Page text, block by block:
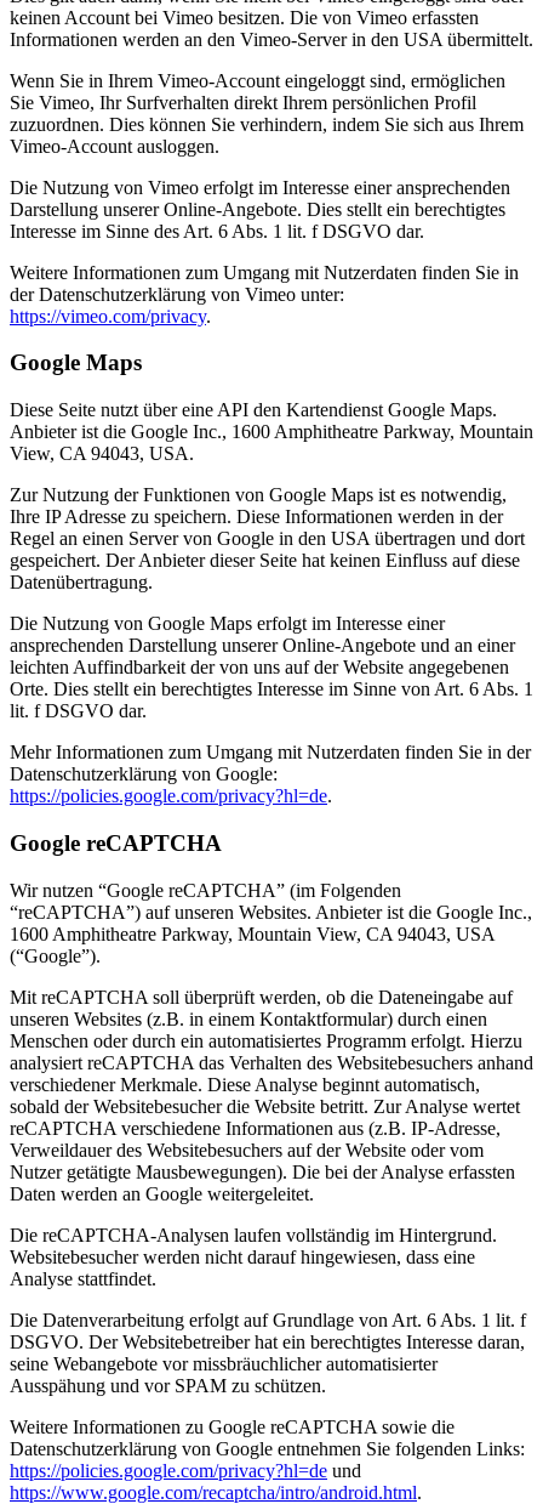
keinen Account bei Vimeo besitzen. Die von Vimeo erfassten
Informationen werden an den Vimeo-Server in den USA übermittelt.
Wenn Sie in Ihrem Vimeo-Account eingeloggt sind, ermöglichen
Sie Vimeo, Ihr Surfverhalten direkt Ihrem persönlichen Profil
zuzuordnen. Dies können Sie verhindern, indem Sie sich aus Ihrem
Vimeo-Account ausloggen.
Die Nutzung von Vimeo erfolgt im Interesse einer ansprechenden
Darstellung unserer Online-Angebote. Dies stellt ein berechtigtes
Interesse im Sinne des Art. 6 Abs. 1 lit. f DSGVO dar.
Weitere Informationen zum Umgang mit Nutzerdaten finden Sie in
der Datenschutzerklärung von Vimeo unter:
https://vimeo.com/privacy.
Google Maps
Diese Seite nutzt über eine API den Kartendienst Google Maps.
Anbieter ist die Google Inc., 1600 Amphitheatre Parkway, Mountain
View, CA 94043, USA.
Zur Nutzung der Funktionen von Google Maps ist es notwendig,
Ihre IP Adresse zu speichern. Diese Informationen werden in der
Regel an einen Server von Google in den USA übertragen und dort
gespeichert. Der Anbieter dieser Seite hat keinen Einfluss auf diese
Datenübertragung.
Die Nutzung von Google Maps erfolgt im Interesse einer
ansprechenden Darstellung unserer Online-Angebote und an einer
leichten Auffindbarkeit der von uns auf der Website angegebenen
Orte. Dies stellt ein berechtigtes Interesse im Sinne von Art. 6 Abs. 1
lit. f DSGVO dar.
Mehr Informationen zum Umgang mit Nutzerdaten finden Sie in der
Datenschutzerklärung von Google:
https://policies.google.com/privacy?hl=de.
Google reCAPTCHA
Wir nutzen “Google reCAPTCHA” (im Folgenden
“reCAPTCHA”) auf unseren Websites. Anbieter ist die Google Inc.,
1600 Amphitheatre Parkway, Mountain View, CA 94043, USA
(“Google”).
Mit reCAPTCHA soll überprüft werden, ob die Dateneingabe auf
unseren Websites (z.B. in einem Kontaktformular) durch einen
Menschen oder durch ein automatisiertes Programm erfolgt. Hierzu
analysiert reCAPTCHA das Verhalten des Websitebesuchers anhand
verschiedener Merkmale. Diese Analyse beginnt automatisch,
sobald der Websitebesucher die Website betritt. Zur Analyse wertet
reCAPTCHA verschiedene Informationen aus (z.B. IP-Adresse,
Verweildauer des Websitebesuchers auf der Website oder vom
Nutzer getätigte Mausbewegungen). Die bei der Analyse erfassten
Daten werden an Google weitergeleitet.
Die reCAPTCHA-Analysen laufen vollständig im Hintergrund.
Websitebesucher werden nicht darauf hingewiesen, dass eine
Analyse stattfindet.
Die Datenverarbeitung erfolgt auf Grundlage von Art. 6 Abs. 1 lit. f
DSGVO. Der Websitebetreiber hat ein berechtigtes Interesse daran,
seine Webangebote vor missbräuchlicher automatisierter
Ausspähung und vor SPAM zu schützen.
Weitere Informationen zu Google reCAPTCHA sowie die
Datenschutzerklärung von Google entnehmen Sie folgenden Links:
https://policies.google.com/privacy?hl=de und
https://www.google.com/recaptcha/intro/android.html.